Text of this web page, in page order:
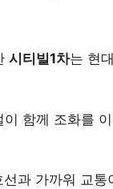
시티빌1차는 현
함께 조화를
과 가까워 교